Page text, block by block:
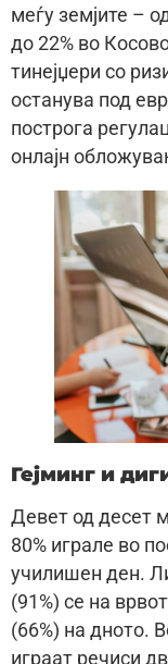
меѓу земјите –
до 22% во
тинејџери со
останува под
построга
онлајн
Гејминг и
Девет од десет
80% играле во
училишен ден.
(91%) се на
(66%) на дното.
играат речиси